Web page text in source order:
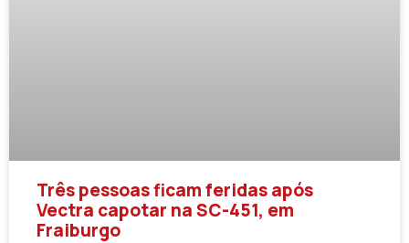
Três pessoas ficam feridas após
Vectra capotar na SC-451, em
Fraiburgo